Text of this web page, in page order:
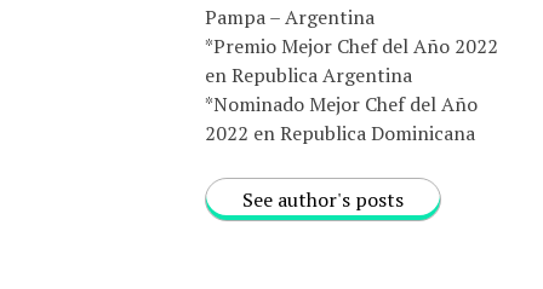
Pampa – Argentina
*Premio Mejor Chef del Año 2022
en Republica Argentina
*Nominado Mejor Chef del Año
2022 en Republica Dominicana
See author's posts